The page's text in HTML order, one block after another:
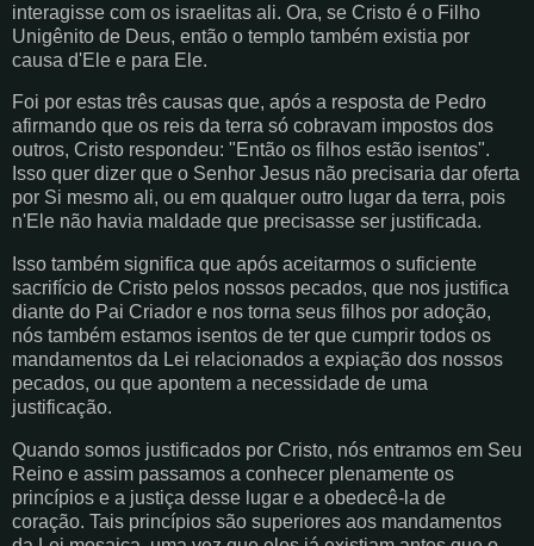
interagisse com os israelitas ali. Ora, se Cristo é o Filho
Unigênito de Deus, então o templo também existia por
causa d'Ele e para Ele.
Foi por estas três causas que, após a resposta de Pedro
afirmando que os reis da terra só cobravam impostos dos
outros, Cristo respondeu: "Então os filhos estão isentos".
Isso quer dizer que o Senhor Jesus não precisaria dar oferta
por Si mesmo ali, ou em qualquer outro lugar da terra, pois
n'Ele não havia maldade que precisasse ser justificada.
Isso também significa que após aceitarmos o suficiente
sacrifício de Cristo pelos nossos pecados, que nos justifica
diante do Pai Criador e nos torna seus filhos por adoção,
nós também estamos isentos de ter que cumprir todos os
mandamentos da Lei relacionados a expiação dos nossos
pecados, ou que apontem a necessidade de uma
justificação.
Quando somos justificados por Cristo, nós entramos em Seu
Reino e assim passamos a conhecer plenamente os
princípios e a justiça desse lugar e a obedecê-la de
coração. Tais princípios são superiores aos mandamentos